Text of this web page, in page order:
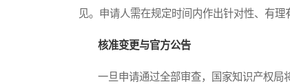
见。申请人需在规定时间内作出针对性、有理
核准变更与官方公告
一旦申请通过全部审查，国家知识产权局